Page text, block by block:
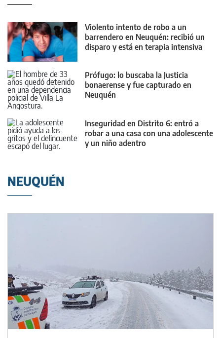
Violento intento de robo a un
barrendero en Neuquén: recibió un
disparo y está en terapia intensiva
Prófugo: lo buscaba la Justicia
bonaerense y fue capturado en
Neuquén
Inseguridad en Distrito 6: entró a
robar a una casa con una adolescente
y un niño adentro
NEUQUÉN